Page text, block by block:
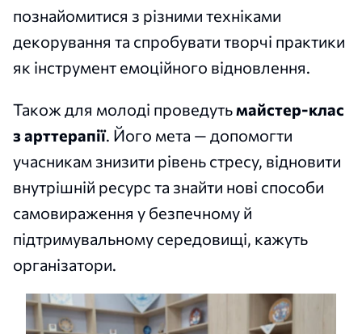
познайомитися з різними техніками
декорування та спробувати творчі практики
як інструмент емоційного відновлення.
Також для молоді проведуть майстер-клас
з арттерапії. Його мета — допомогти
учасникам знизити рівень стресу, відновити
внутрішній ресурс та знайти нові способи
самовираження у безпечному й
підтримувальному середовищі, кажуть
організатори.